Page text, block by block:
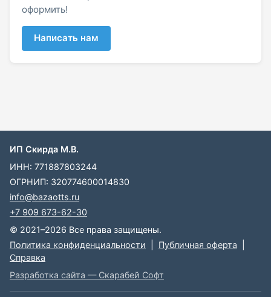
оформить!
Написать нам
ИП Скирда М.В.
ИНН: 771887803244
ОГРНИП: 320774600014830
info@bazaotts.ru
+7 909 673-62-30
© 2021–2026 Все права защищены.
Политика конфиденциальности
Публичная оферта
Справка
Разработка сайта — Скарабей Софт